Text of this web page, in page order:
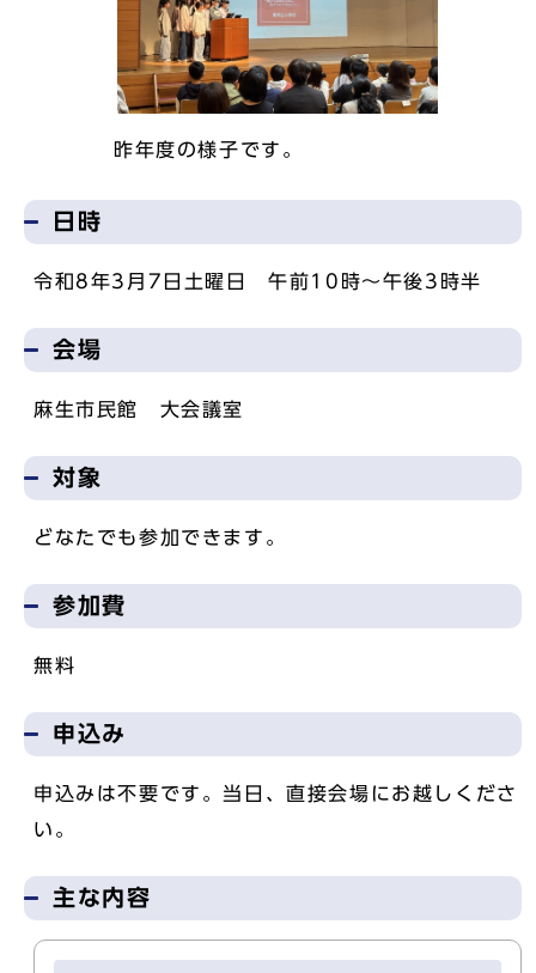
昨年度の様子です。
日時
令和8年3月7日土曜日 午前10時～午後3時半
会場
麻生市民館 大会議室
対象
どなたでも参加できます。
参加費
無料
申込み
申込みは不要です。当日、直接会場にお越しくださ
い。
主な内容